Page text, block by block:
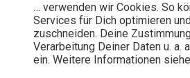
… verwenden wir Cookies. So
Services für Dich optimieren
zuschneiden. Deine
Verarbeitung Deiner Daten u. a.
ein. Weitere Informationen